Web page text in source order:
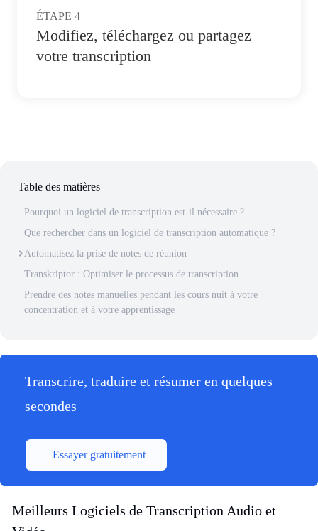
ÉTAPE 4
Modifiez, téléchargez ou partagez
votre transcription
Table des matières
Pourquoi un logiciel de transcription est-il nécessaire ?
Que rechercher dans un logiciel de transcription automatique ?
Automatisez la prise de notes de réunion
Transkriptor : Optimiser le processus de transcription
Prendre des notes manuelles pendant les cours nuit à votre
concentration et à votre apprentissage
Transcrire, traduire et résumer en quelques
secondes
Essayer gratuitement
Meilleurs Logiciels de Transcription Audio et